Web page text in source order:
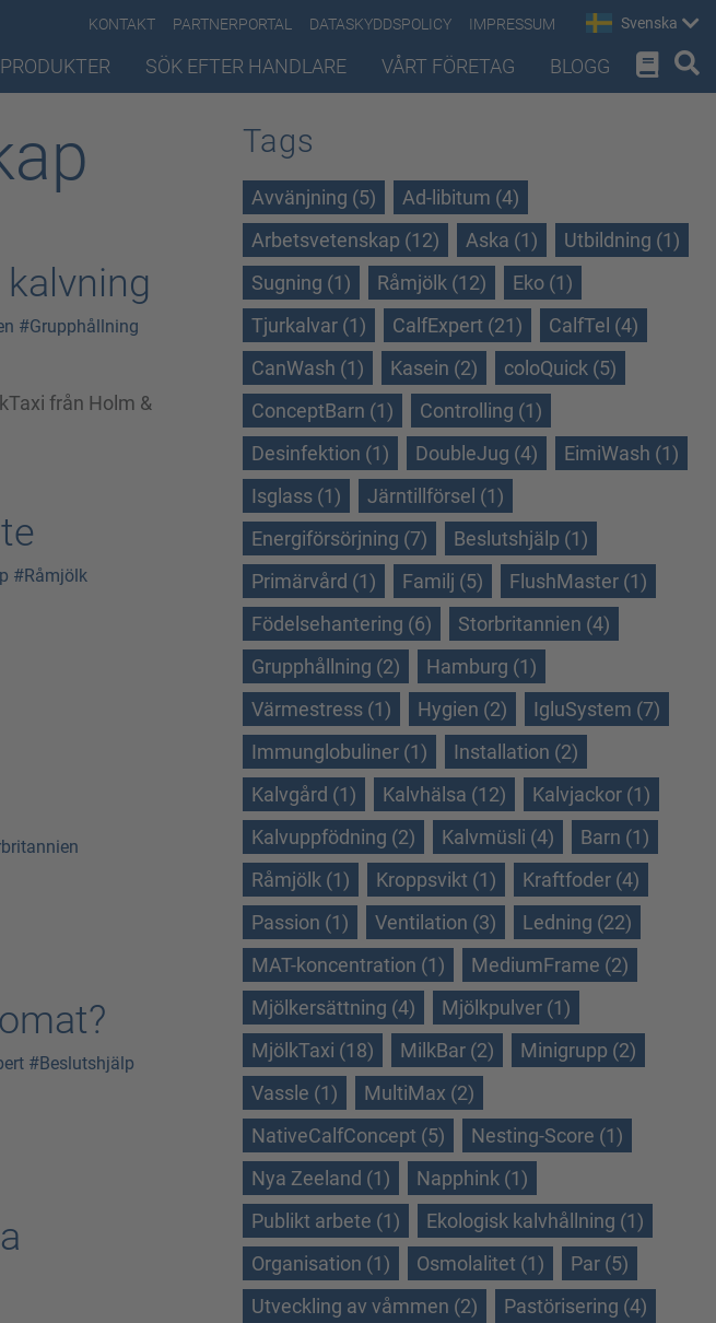
KONTAKT PARTNERPORTAL DATASKYDDSPOLICY IMPRESSUM Svenska
PRODUKTER SÖK EFTER HANDLARE VÅRT FÖRETAG BLOGG
#Grupphållning
från Holm &
#Råmjölk
#Beslutshjälp
Tags
Avvänjning (5)
Ad-libitum (4)
Arbetsvetenskap (12)
Aska (1)
Utbildning (1)
Sugning (1)
Råmjölk (12)
Eko (1)
Tjurkalvar (1)
CalfExpert (21)
CalfTel (4)
CanWash (1)
Kasein (2)
coloQuick (5)
ConceptBarn (1)
Controlling (1)
Desinfektion (1)
DoubleJug (4)
EimiWash (1)
Isglass (1)
Järntillförsel (1)
Energiförsörjning (7)
Beslutshjälp (1)
Primärvård (1)
Familj (5)
FlushMaster (1)
Födelsehantering (6)
Storbritannien (4)
Grupphållning (2)
Hamburg (1)
Värmestress (1)
Hygien (2)
IgluSystem (7)
Immunglobuliner (1)
Installation (2)
Kalvgård (1)
Kalvhälsa (12)
Kalvjackor (1)
Kalvuppfödning (2)
Kalvmüsli (4)
Barn (1)
Råmjölk (1)
Kroppsvikt (1)
Kraftfoder (4)
Passion (1)
Ventilation (3)
Ledning (22)
MAT-koncentration (1)
MediumFrame (2)
Mjölkersättning (4)
Mjölkpulver (1)
MjölkTaxi (18)
MilkBar (2)
Minigrupp (2)
Vassle (1)
MultiMax (2)
NativeCalfConcept (5)
Nesting-Score (1)
Nya Zeeland (1)
Napphink (1)
Publikt arbete (1)
Ekologisk kalvhållning (1)
Organisation (1)
Osmolalitet (1)
Par (5)
Utveckling av våmmen (2)
Pastörisering (4)